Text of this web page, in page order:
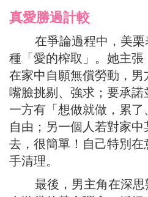
真愛勝過計較
在爭論過程中，美栗
種「愛的榨取」。她主張
在家中自願無償勞動，
嘴臉挑剔、強求；要承
一方有「想做就做，累
自由；另一個人若對家
去，很簡單！自己特別
手清理。
最後，男主角在深思